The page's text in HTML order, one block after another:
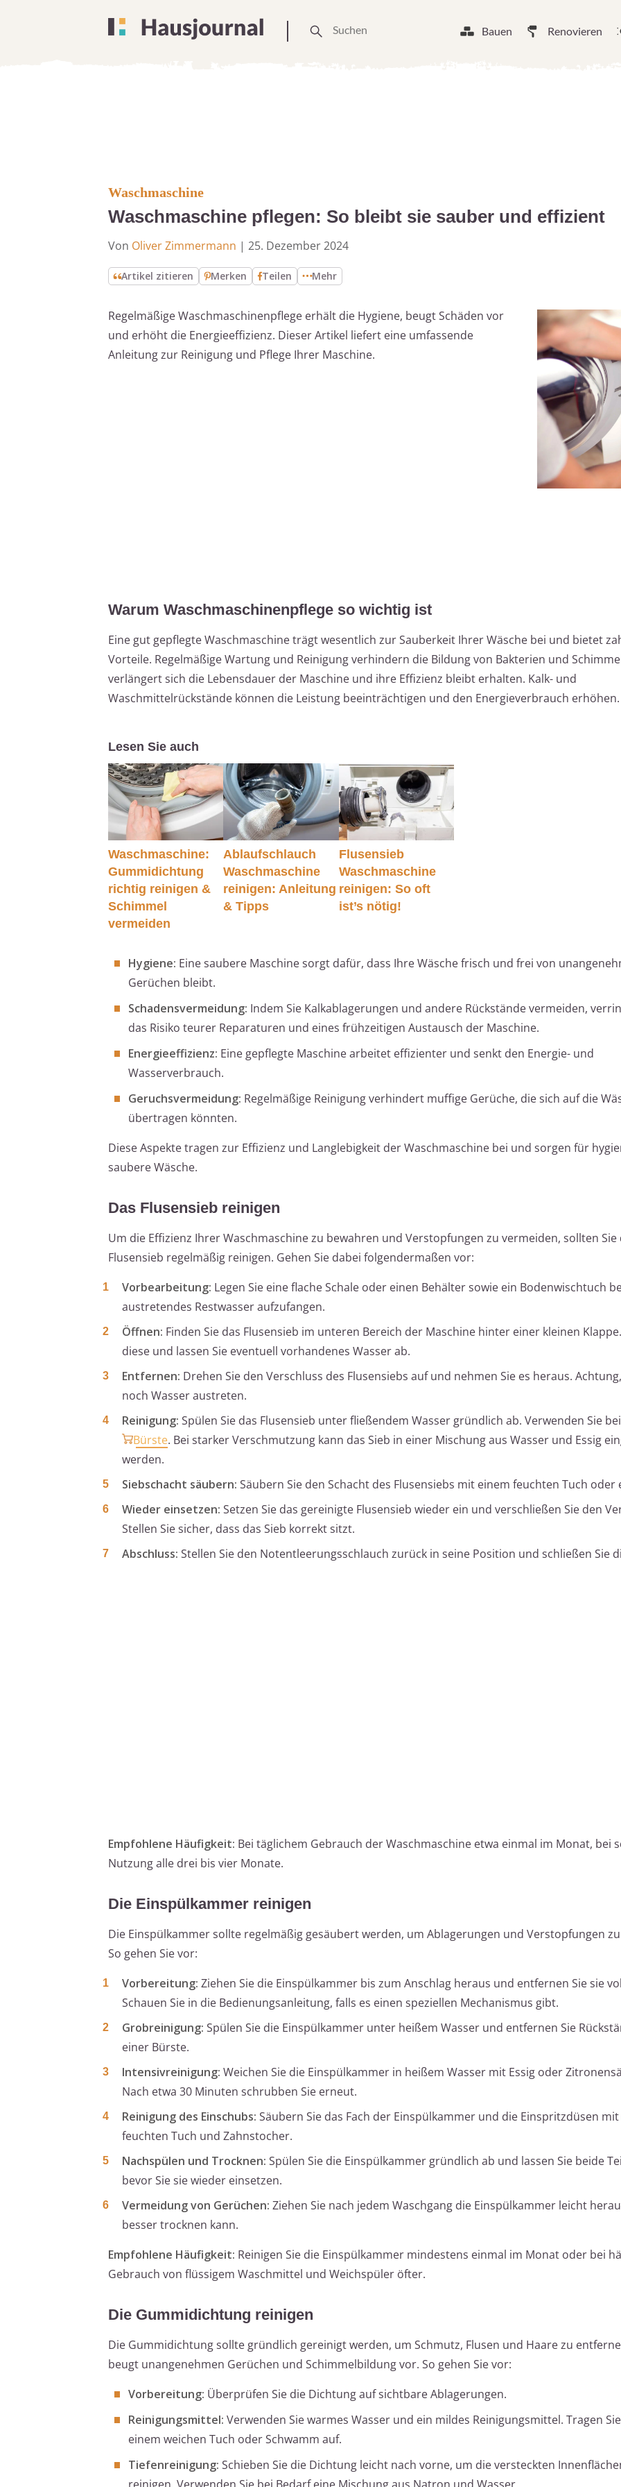
Bauen Renovieren
Waschmaschine
Waschmaschine pflegen: So bleibt sie sauber und effizient
Von Oliver Zimmermann | 25. Dezember 2024
Artikel zitieren Merken Teilen Mehr
Regelmäßige Waschmaschinenpflege erhält die Hygiene, beugt Schäden vor
und erhöht die Energieeffizienz. Dieser Artikel liefert eine umfassende
Anleitung zur Reinigung und Pflege Ihrer Maschine.
Warum Waschmaschinenpflege so wichtig ist
Eine gut gepflegte Waschmaschine trägt wesentlich zur Sauberkeit Ihrer Wäsche bei und bietet
Vorteile. Regelmäßige Wartung und Reinigung verhindern die Bildung von Bakterien und
verlängert sich die Lebensdauer der Maschine und ihre Effizienz bleibt erhalten. Kalk- und
Waschmittelrückstände können die Leistung beeinträchtigen und den Energieverbrauch erhöhen.
Lesen Sie auch
Waschmaschine:
Gummidichtung
richtig reinigen &
Schimmel
vermeiden
Ablaufschlauch
Waschmaschine
reinigen: Anleitung
& Tipps
Flusensieb
Waschmaschine
reinigen: So oft
ist’s nötig!
Hygiene: Eine saubere Maschine sorgt dafür, dass Ihre Wäsche frisch und frei von
Gerüchen bleibt.
Schadensvermeidung: Indem Sie Kalkablagerungen und andere Rückstände vermeiden,
das Risiko teurer Reparaturen und eines frühzeitigen Austausch der Maschine.
Energieeffizienz: Eine gepflegte Maschine arbeitet effizienter und senkt den Energie- und
Wasserverbrauch.
Geruchsvermeidung: Regelmäßige Reinigung verhindert muffige Gerüche, die sich auf die
übertragen könnten.
Diese Aspekte tragen zur Effizienz und Langlebigkeit der Waschmaschine bei und sorgen für
saubere Wäsche.
Das Flusensieb reinigen
Um die Effizienz Ihrer Waschmaschine zu bewahren und Verstopfungen zu vermeiden, sollten Sie
Flusensieb regelmäßig reinigen. Gehen Sie dabei folgendermaßen vor:
Vorbearbeitung: Legen Sie eine flache Schale oder einen Behälter sowie ein Bodenwischtuch
austretendes Restwasser aufzufangen.
Öffnen: Finden Sie das Flusensieb im unteren Bereich der Maschine hinter einer kleinen
diese und lassen Sie eventuell vorhandenes Wasser ab.
Entfernen: Drehen Sie den Verschluss des Flusensiebs auf und nehmen Sie es heraus.
noch Wasser austreten.
Reinigung: Spülen Sie das Flusensieb unter fließendem Wasser gründlich ab. Verwenden Sie
Bürste. Bei starker Verschmutzung kann das Sieb in einer Mischung aus Wasser und Essig
werden.
Siebschacht säubern: Säubern Sie den Schacht des Flusensiebs mit einem feuchten Tuch oder
Wieder einsetzen: Setzen Sie das gereinigte Flusensieb wieder ein und verschließen Sie den
Stellen Sie sicher, dass das Sieb korrekt sitzt.
Abschluss: Stellen Sie den Notentleerungsschlauch zurück in seine Position und schließen Sie
Empfohlene Häufigkeit: Bei täglichem Gebrauch der Waschmaschine etwa einmal im Monat, bei
Nutzung alle drei bis vier Monate.
Die Einspülkammer reinigen
Die Einspülkammer sollte regelmäßig gesäubert werden, um Ablagerungen und Verstopfungen
So gehen Sie vor:
Vorbereitung: Ziehen Sie die Einspülkammer bis zum Anschlag heraus und entfernen Sie sie
Schauen Sie in die Bedienungsanleitung, falls es einen speziellen Mechanismus gibt.
Grobreinigung: Spülen Sie die Einspülkammer unter heißem Wasser und entfernen Sie
einer Bürste.
Intensivreinigung: Weichen Sie die Einspülkammer in heißem Wasser mit Essig oder
Nach etwa 30 Minuten schrubben Sie erneut.
Reinigung des Einschubs: Säubern Sie das Fach der Einspülkammer und die Einspritzdüsen
feuchten Tuch und Zahnstocher.
Nachspülen und Trocknen: Spülen Sie die Einspülkammer gründlich ab und lassen Sie beide
bevor Sie sie wieder einsetzen.
Vermeidung von Gerüchen: Ziehen Sie nach jedem Waschgang die Einspülkammer leicht
besser trocknen kann.
Empfohlene Häufigkeit: Reinigen Sie die Einspülkammer mindestens einmal im Monat oder bei
Gebrauch von flüssigem Waschmittel und Weichspüler öfter.
Die Gummidichtung reinigen
Die Gummidichtung sollte gründlich gereinigt werden, um Schmutz, Flusen und Haare zu
beugt unangenehmen Gerüchen und Schimmelbildung vor. So gehen Sie vor:
Vorbereitung: Überprüfen Sie die Dichtung auf sichtbare Ablagerungen.
Reinigungsmittel: Verwenden Sie warmes Wasser und ein mildes Reinigungsmittel. Tragen
einem weichen Tuch oder Schwamm auf.
Tiefenreinigung: Schieben Sie die Dichtung leicht nach vorne, um die versteckten